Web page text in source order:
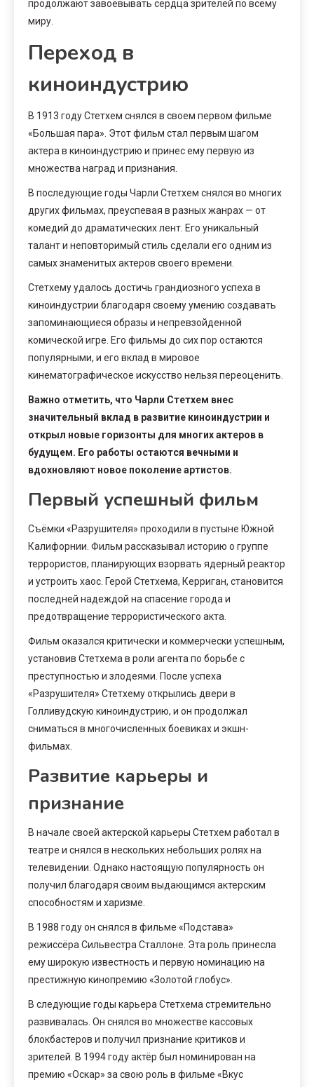
продолжают завоёвывать сердца зрителей по всему
миру.
Переход в
киноиндустрию
В 1913 году Стетхем снялся в своем первом фильме
«Большая пара». Этот фильм стал первым шагом
актера в киноиндустрию и принес ему первую из
множества наград и признания.
В последующие годы Чарли Стетхем снялся во многих
других фильмах, преуспевая в разных жанрах — от
комедий до драматических лент. Его уникальный
талант и неповторимый стиль сделали его одним из
самых знаменитых актеров своего времени.
Стетхему удалось достичь грандиозного успеха в
киноиндустрии благодаря своему умению создавать
запоминающиеся образы и непревзойденной
комической игре. Его фильмы до сих пор остаются
популярными, и его вклад в мировое
кинематографическое искусство нельзя переоценить.
Важно отметить, что Чарли Стетхем внес
значительный вклад в развитие киноиндустрии и
открыл новые горизонты для многих актеров в
будущем. Его работы остаются вечными и
вдохновляют новое поколение артистов.
Первый успешный фильм
Съёмки «Разрушителя» проходили в пустыне Южной
Калифорнии. Фильм рассказывал историю о группе
террористов, планирующих взорвать ядерный реактор
и устроить хаос. Герой Стетхема, Керриган, становится
последней надеждой на спасение города и
предотвращение террористического акта.
Фильм оказался критически и коммерчески успешным,
установив Стетхема в роли агента по борьбе с
преступностью и злодеями. После успеха
«Разрушителя» Стетхему открылись двери в
Голливудскую киноиндустрию, и он продолжал
сниматься в многочисленных боевиках и экшн-
фильмах.
Развитие карьеры и
признание
В начале своей актерской карьеры Стетхем работал в
театре и снялся в нескольких небольших ролях на
телевидении. Однако настоящую популярность он
получил благодаря своим выдающимся актерским
способностям и харизме.
В 1988 году он снялся в фильме «Подстава»
режиссёра Сильвестра Сталлоне. Эта роль принесла
ему широкую известность и первую номинацию на
престижную кинопремию «Золотой глобус».
В следующие годы карьера Стетхема стремительно
развивалась. Он снялся во множестве кассовых
блокбастеров и получил признание критиков и
зрителей. В 1994 году актёр был номинирован на
премию «Оскар» за свою роль в фильме «Вкус